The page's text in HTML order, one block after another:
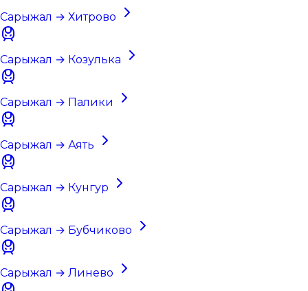
Сарыжал → Хитрово
Сарыжал → Козулька
Сарыжал → Палики
Сарыжал → Аять
Сарыжал → Кунгур
Сарыжал → Бубчиково
Сарыжал → Линево